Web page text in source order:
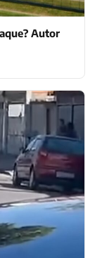
Autor